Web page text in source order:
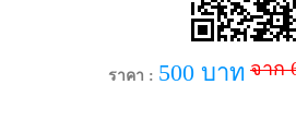
ราคา : 500 บาท จาก